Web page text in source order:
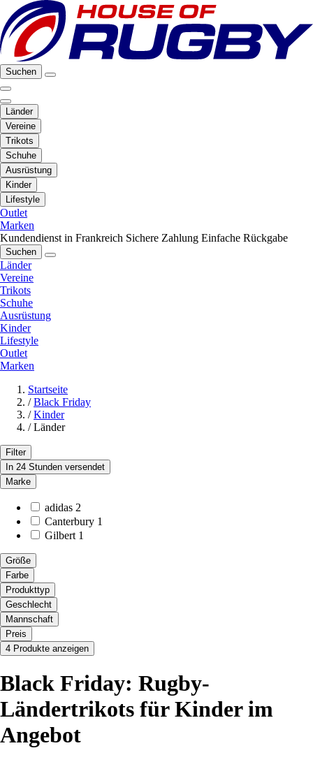
Suchen
Länder
Vereine
Trikots
Schuhe
Ausrüstung
Kinder
Lifestyle
Outlet
Marken
Kundendienst in Frankreich Sichere Zahlung Einfache Rückgabe
Suchen
Länder
Vereine
Trikots
Schuhe
Ausrüstung
Kinder
Lifestyle
Outlet
Marken
Startseite
/ Black Friday
/ Kinder
/ Länder
Filter
In 24 Stunden versendet
Marke
adidas 2
Canterbury 1
Gilbert 1
Größe
Farbe
Produkttyp
Geschlecht
Mannschaft
Preis
4 Produkte anzeigen
Black Friday: Rugby-
Ländertrikots für Kinder im
Angebot